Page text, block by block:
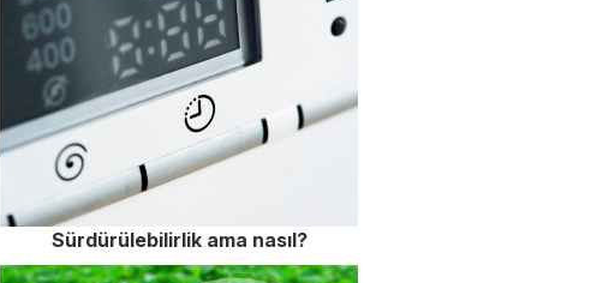
Sürdürülebilirlik ama nasıl?